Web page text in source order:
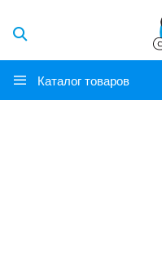
Каталог товаров